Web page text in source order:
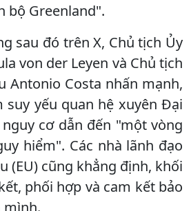
bộ Greenland".
sau đó trên X, Chủ tịch Ủy
von der Leyen và Chủ tịch
Antonio Costa nhấn mạnh,
suy yếu quan hệ xuyên Đại
cơ dẫn đến "một vòng
hiểm". Các nhà lãnh đạo
(EU) cũng khẳng định, khối
phối hợp và cam kết bảo
mình.